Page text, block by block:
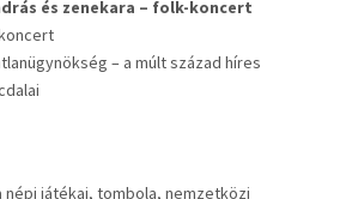
és zenekara – folk-koncert
– a múlt század híres
népi játékai, tombola, nemzetközi